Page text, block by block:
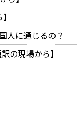
人に通じるの？
の現場から】